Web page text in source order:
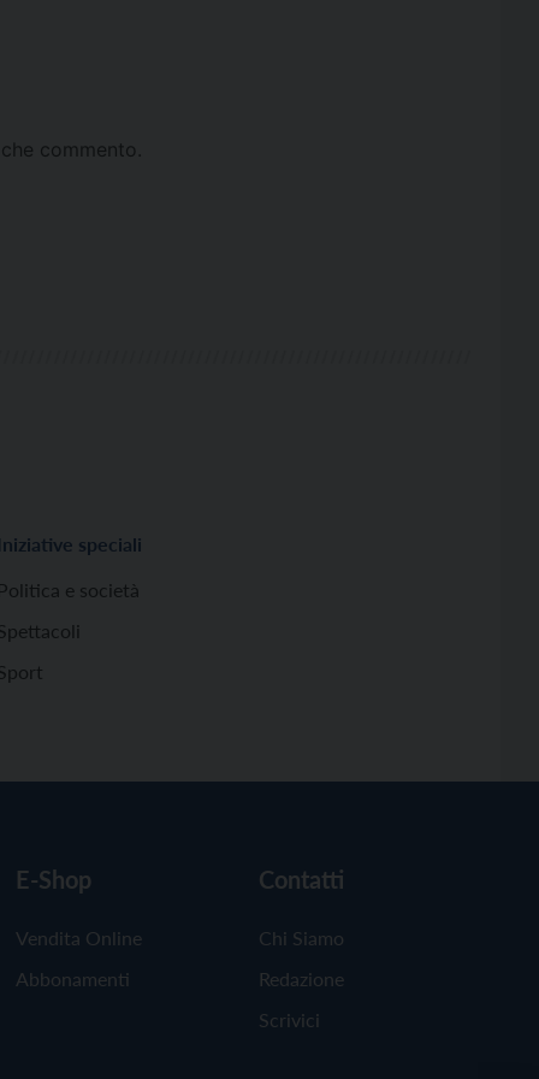
commento.
Iniziative speciali
Politica e società
E-Shop
Vendita Online
Abbonamenti
Contatti
Chi Siamo
Redazione
Scrivici